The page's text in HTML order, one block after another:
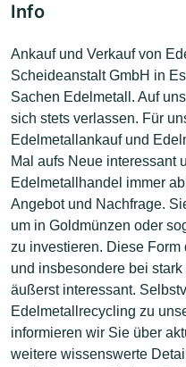
Info
Ankauf und Verkauf von
Scheideanstalt GmbH in
Sachen Edelmetall. Auf
sich stets verlassen. Für
Edelmetallankauf und
Mal aufs Neue interessant
Edelmetallhandel immer
Angebot und Nachfrage.
um in Goldmünzen oder
zu investieren. Diese Form
und insbesondere bei
äußerst interessant.
Edelmetallrecycling zu
informieren wir Sie über
weitere wissenswerte